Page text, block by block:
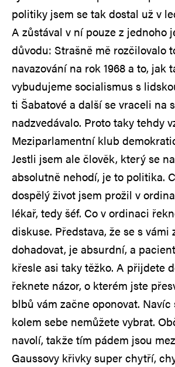
politiky jsem se tak dostal už v
A zůstával v ní pouze z jednoho
důvodu: Strašně mě rozčilovalo
navazování na rok 1968 a to, jak
vybudujeme socialismus s
ti Šabatové a další se vraceli na
nadzvedávalo. Proto taky tehdy
Meziparlamentní klub
Jestli jsem ale člověk, který se
absolutně nehodí, je to politika.
dospělý život jsem prožil v
lékař, tedy šéf. Co v ordinaci
diskuse. Představa, že se s vámi
dohadovat, je absurdní, a
křesle asi taky těžko. A přijdete
řeknete názor, o kterém jste
blbů vám začne oponovat.
kolem sebe nemůžete vybrat.
navolí, takže tím pádem jsou
Gaussovy křivky super chytří,